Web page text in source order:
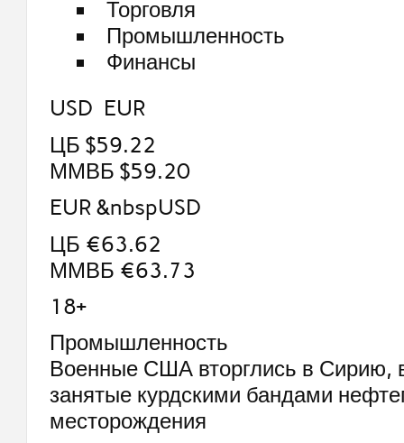
Торговля
Промышленность
Финансы
USD EUR
ЦБ $59.22
ММВБ $59.20
EUR &nbspUSD
ЦБ €63.62
ММВБ €63.73
18+
Промышленность
Военные США вторглись в Сирию,
занятые курдскими бандами
месторождения